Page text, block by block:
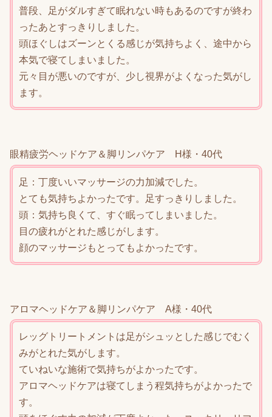
普段、足がダルすぎて眠れない時もあるのですが終わ
ったあとすっきりしました。
頭ほぐしはズーンとくる感じが気持ちよく、途中から
本気で寝てしまいました。
元々目が悪いのですが、少し視界がよくなった気がし
ます。
眼精疲労ヘッドケア＆脚リンパケア H様・40代
足：丁度いいマッサージの力加減でした。
とても気持ちよかったです。足すっきりしました。
頭：気持ち良くて、すぐ眠ってしまいました。
目の疲れがとれた感じがします。
顔のマッサージもとってもよかったです。
アロマヘッドケア＆脚リンパケア A様・40代
レッグトリートメントは足がシュッとした感じでむく
みがとれた気がします。
ていねいな施術で気持ちがよかったです。
アロマヘッドケアは寝てしまう程気持ちがよかったで
す。